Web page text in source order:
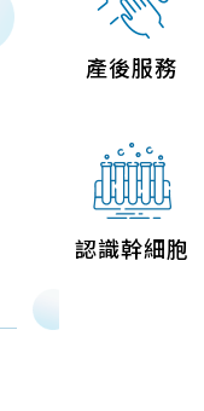
產後服務
認識幹細胞